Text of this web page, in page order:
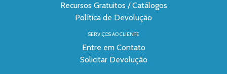
Recursos Gratuitos / Catálogos
Política de Devolução
SERVIÇOS AO CLIENTE
Entre em Contato
Solicitar Devolução